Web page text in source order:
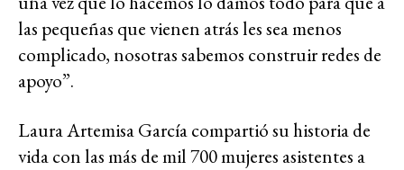
las pequeñas que vienen atrás les sea menos
complicado, nosotras sabemos construir redes de
apoyo”.
Laura Artemisa García compartió su historia de
vida con las más de mil 700 mujeres asistentes a